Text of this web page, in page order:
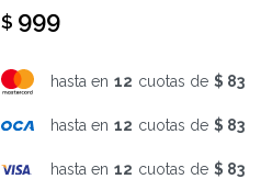
$ 999
hasta en 12 cuotas de $ 83
hasta en 12 cuotas de $ 83
hasta en 12 cuotas de $ 83